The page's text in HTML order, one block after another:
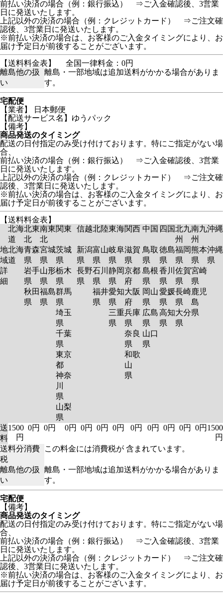
前払い決済の場合（例：銀行振込） ⇒ご入金確認後、3営業
日に発送いたします。
上記以外の決済の場合（例：クレジットカード） ⇒ご注文確
認後、3営業日に発送いたします。
※前払い決済の場合は、お客様のご入金タイミングにより、お
届け予定日が前後することがございます。
【送料料金表】
全国一律料金：0円
離島他の扱
い
離島・一部地域は追加送料がかかる場合がありま
す。
宅配便
【業者】 日本郵便
【配送サービス名】ゆうパック
【備考】
商品発送のタイミング
配送の日付指定のみ受け付けております。特にご指定がない場
合、
前払い決済の場合（例：銀行振込） ⇒ご入金確認後、3営業
日に発送いたします。
上記以外の決済の場合（例：クレジットカード） ⇒ご注文確
認後、3営業日に発送いたします。
※前払い決済の場合は、お客様のご入金タイミングにより、お
届け予定日が前後することがございます。
【送料料金表】
北海
道
北東
北
南東
北
関東 信越北陸東海関西 中国 四国北九
州
南九
州
沖縄
地
域
詳
細
北海
道
青森
県
岩手
県
秋田
県
宮城
県
山形
県
福島
県
茨城
県
栃木
県
群馬
県
埼玉
県
千葉
県
東京
都
神奈
川
県
山梨
県
新潟
県
長野
県
富山
県
石川
県
福井
県
岐阜
県
静岡
県
愛知
県
三重
県
滋賀
県
京都
府
大阪
府
兵庫
県
奈良
県
和歌
山
県
鳥取
県
島根
県
岡山
県
広島
県
山口
県
徳島
県
香川
県
愛媛
県
高知
県
福岡
県
佐賀
県
長崎
県
大分
県
熊本
県
宮崎
県
鹿児
島
県
沖縄
県
送
料
1500
円
0円 0円 0円 0円 0円 0円 0円 0円 0円 0円 0円 1500
円
送料分消費
税
この料金には消費税が 含まれています。
離島他の扱
い
離島・一部地域は追加送料がかかる場合がありま
す。
宅配便
【備考】
商品発送のタイミング
配送の日付指定のみ受け付けております。特にご指定がない場
合、
前払い決済の場合（例：銀行振込） ⇒ご入金確認後、3営業
日に発送いたします。
上記以外の決済の場合（例：クレジットカード） ⇒ご注文確
認後、3営業日に発送いたします。
※前払い決済の場合は、お客様のご入金タイミングにより、お
届け予定日が前後することがございます。